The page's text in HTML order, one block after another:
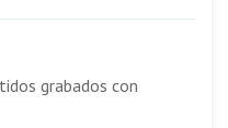
grabados con